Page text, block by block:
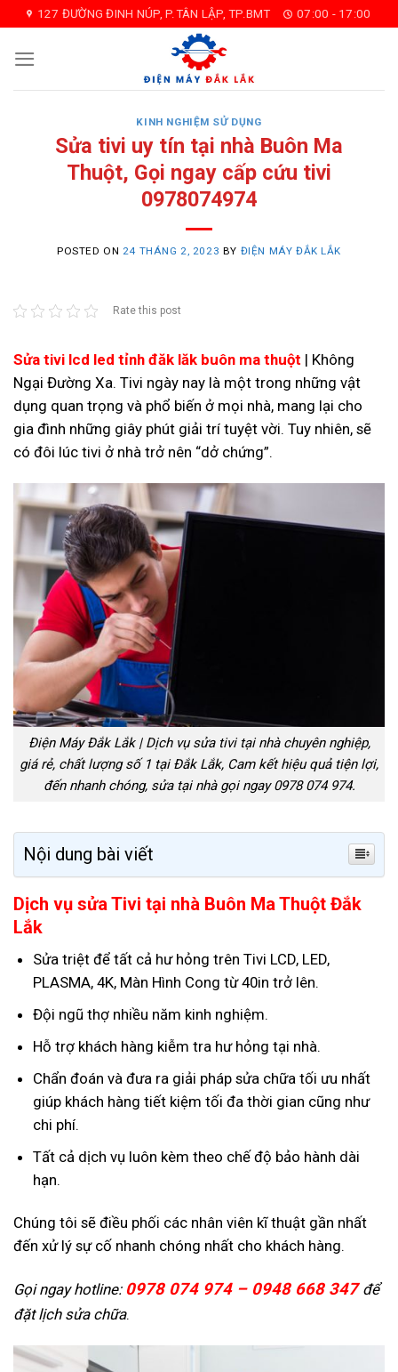
content
127 ĐƯỜNG ĐINH NÚP, P.TÂN LẬP, TP.BMT 07:00 - 17:00
KINH NGHIỆM SỬ DỤNG
Sửa tivi uy tín tại nhà Buôn Ma
Thuột, Gọi ngay cấp cứu tivi
0978074974
POSTED ON 24 THÁNG 2, 2023 BY ĐIỆN MÁY ĐẮK LẮK
Rate this post
Sửa tivi lcd led tỉnh đăk lăk buôn ma thuột | Không
Ngại Đường Xa. Tivi ngày nay là một trong những vật
dụng quan trọng và phổ biến ở mọi nhà, mang lại cho
gia đình những giây phút giải trí tuyệt vời. Tuy nhiên, sẽ
có đôi lúc tivi ở nhà trở nên “dở chứng”.
Điện Máy Đắk Lắk | Dịch vụ sửa tivi tại nhà chuyên nghiệp,
giá rẻ, chất lượng số 1 tại Đắk Lắk, Cam kết hiệu quả tiện lợi,
đến nhanh chóng, sửa tại nhà gọi ngay 0978 074 974.
Nội dung bài viết
Dịch vụ sửa Tivi tại nhà Buôn Ma Thuột Đắk
Lắk
Sửa triệt để tất cả hư hỏng trên Tivi LCD, LED,
PLASMA, 4K, Màn Hình Cong từ 40in trở lên.
Đội ngũ thợ nhiều năm kinh nghiệm.
Hỗ trợ khách hàng kiễm tra hư hỏng tại nhà.
Chẩn đoán và đưa ra giải pháp sửa chữa tối ưu nhất
giúp khách hàng tiết kiệm tối đa thời gian cũng như
chi phí.
Tất cả dịch vụ luôn kèm theo chế độ bảo hành dài
hạn.
Chúng tôi sẽ điều phối các nhân viên kĩ thuật gần nhất
đến xử lý sự cố nhanh chóng nhất cho khách hàng.
Gọi ngay hotline: 0978 074 974 – 0948 668 347 để
đặt lịch sửa chữa.